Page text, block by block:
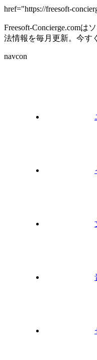
href="https://freesoft-
Freesoft-Concierge.com
法情報を毎月更新。今す
navcon